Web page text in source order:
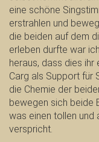
eine schöne
erstrahlen und
die beiden auf dem
erleben durfte war
heraus, dass dies ihr
Carg als Support für
die Chemie der
bewegen sich beide
was einen tollen und
verspricht.